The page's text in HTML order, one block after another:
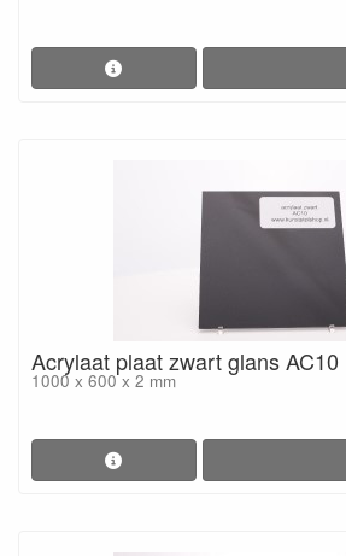
Acrylaat plaat zwart glans AC10
1000 x 600 x 2 mm